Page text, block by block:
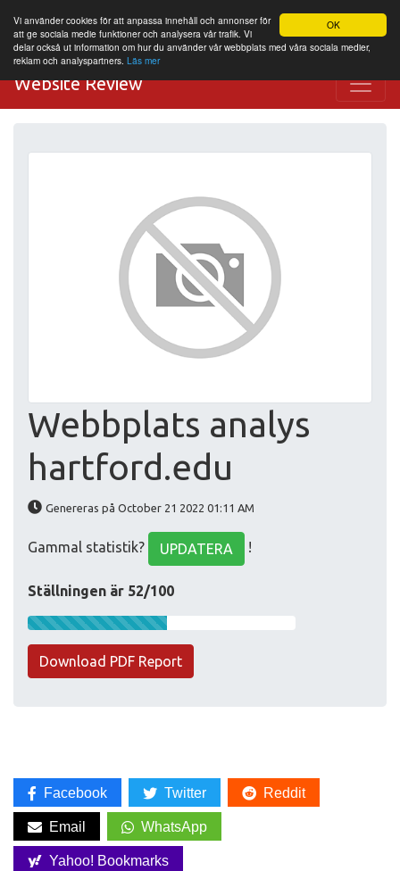
OK
Vi använder cookies för att anpassa innehåll och annonser för
att ge sociala medie funktioner och analysera vår trafik. Vi
delar också ut information om hur du använder vår webbplats med våra sociala medier,
reklam och analyspartners. Läs mer
Website Review
Webbplats analys
hartford.edu
Genereras på October 21 2022 01:11 AM
Gammal statistik? UPDATERA !
Ställningen är 52/100
Download PDF Report
Facebook Twitter Reddit
Email WhatsApp
Yahoo! Bookmarks